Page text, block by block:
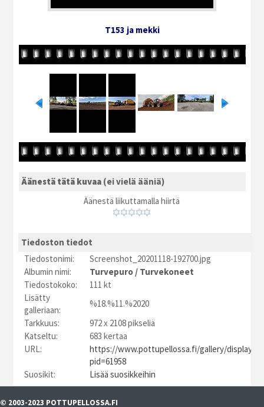
T153 ja mekki
Äänestä tätä kuvaa (ei vielä ääniä)
Äänestä liikuttamalla hiirtä
Tiedoston tiedot
Tiedostonimi:
Screenshot_20201118-192700.jpg
Albumin nimi:
Turvepuro / Turvekoneet
Tiedostokoko:
111 kt
Lisätty
galleriaan:
%18.%11.%2020
Tarkkuus:
972 x 2108 pikseliä
Katseltu:
683 kertaa
URL:
https://www.pottupellossa.fi/gallery/
pid=61958
Suosikit:
Lisää suosikkeihin
© 2003-2023 POTTUPELLOSSA.FI